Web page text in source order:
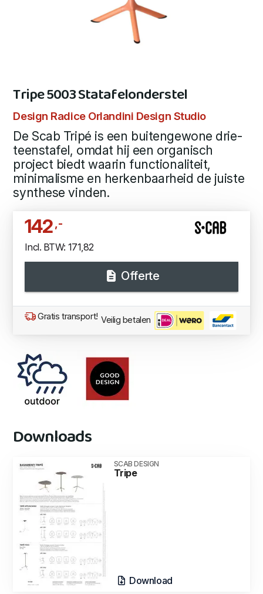
Tripe 5003 Statafelonderstel
Design Radice Orlandini Design Studio
De Scab Tripé is een buitengewone drie-
teenstafel, omdat hij een organisch
project biedt waarin functionaliteit,
minimalisme en herkenbaarheid de juiste
synthese vinden.
142,-
Incl. BTW: 171,82
Offerte
Gratis transport! Veilig betalen
Downloads
SCAB DESIGN
Tripe
Download